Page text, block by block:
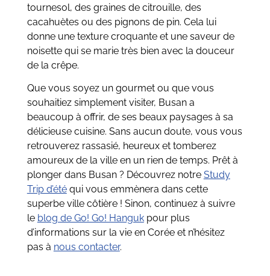
tournesol, des graines de citrouille, des
cacahuètes ou des pignons de pin. Cela lui
donne une texture croquante et une saveur de
noisette qui se marie très bien avec la douceur
de la crêpe.
Que vous soyez un gourmet ou que vous
souhaitiez simplement visiter, Busan a
beaucoup à offrir, de ses beaux paysages à sa
délicieuse cuisine. Sans aucun doute, vous vous
retrouverez rassasié, heureux et tomberez
amoureux de la ville en un rien de temps. Prêt à
plonger dans Busan ? Découvrez notre Study
Trip d’étéqui vous emmènera dans cette
superbe ville côtière ! Sinon, continuez à suivre
le blog de Go! Go! Hangukpour plus
d’informations sur la vie en Corée et n’hésitez
pas à nous contacter.